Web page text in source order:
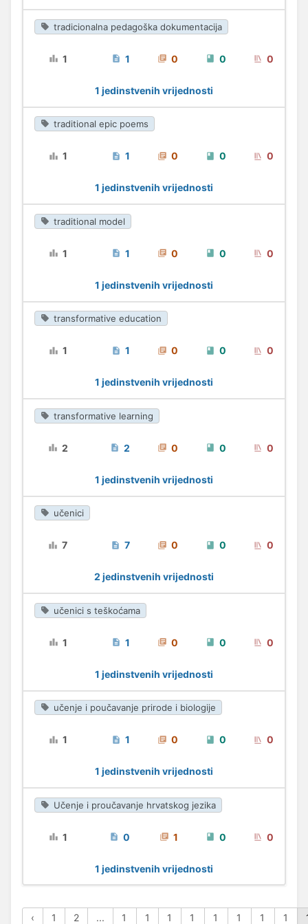
tradicionalna pedagoška dokumentacija
1 1 0 0 0
1 jedinstvenih vrijednosti
traditional epic poems
1 1 0 0 0
1 jedinstvenih vrijednosti
traditional model
1 1 0 0 0
1 jedinstvenih vrijednosti
transformative education
1 1 0 0 0
1 jedinstvenih vrijednosti
transformative learning
2 2 0 0 0
1 jedinstvenih vrijednosti
učenici
7 7 0 0 0
2 jedinstvenih vrijednosti
učenici s teškoćama
1 1 0 0 0
1 jedinstvenih vrijednosti
učenje i poučavanje prirode i biologije
1 1 0 0 0
1 jedinstvenih vrijednosti
Učenje i proučavanje hrvatskog jezika
1 0 1 0 0
1 jedinstvenih vrijednosti
‹ 1 2 ...
1
1
1
1
1
1
1
1